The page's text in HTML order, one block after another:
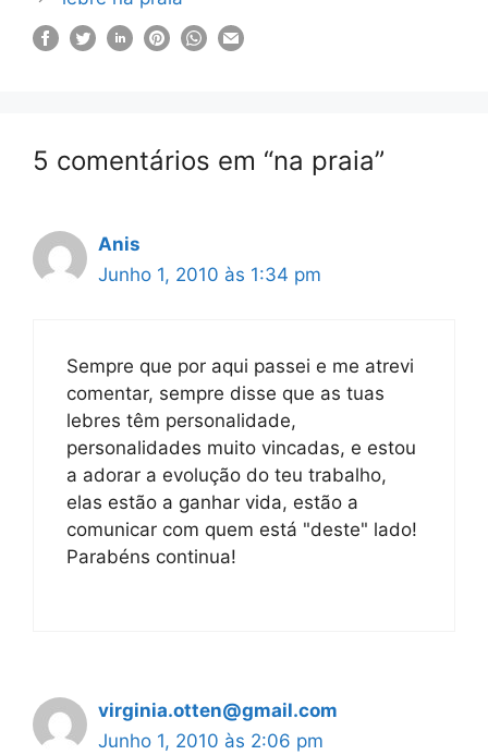
5 comentários em “na praia”
Anis
Junho 1, 2010 às 1:34 pm
Sempre que por aqui passei e me atrevi
comentar, sempre disse que as tuas
lebres têm personalidade,
personalidades muito vincadas, e estou
a adorar a evolução do teu trabalho,
elas estão a ganhar vida, estão a
comunicar com quem está "deste" lado!
Parabéns continua!
virginia.otten@gmail.com
Junho 1, 2010 às 2:06 pm